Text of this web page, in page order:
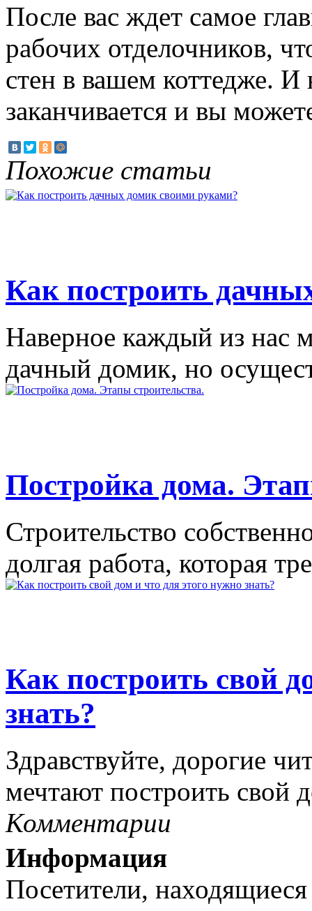
После вас ждет самое
рабочих отделочников,
стен в вашем коттедже. И
заканчивается и вы
Похожие статьи
Как построить
Наверное каждый из нас
дачный домик, но
Постройка дома.
Строительство
долгая работа, которая
Как построить свой
знать?
Здравствуйте, дорогие
мечтают построить свой
Комментарии
Информация
Посетители,